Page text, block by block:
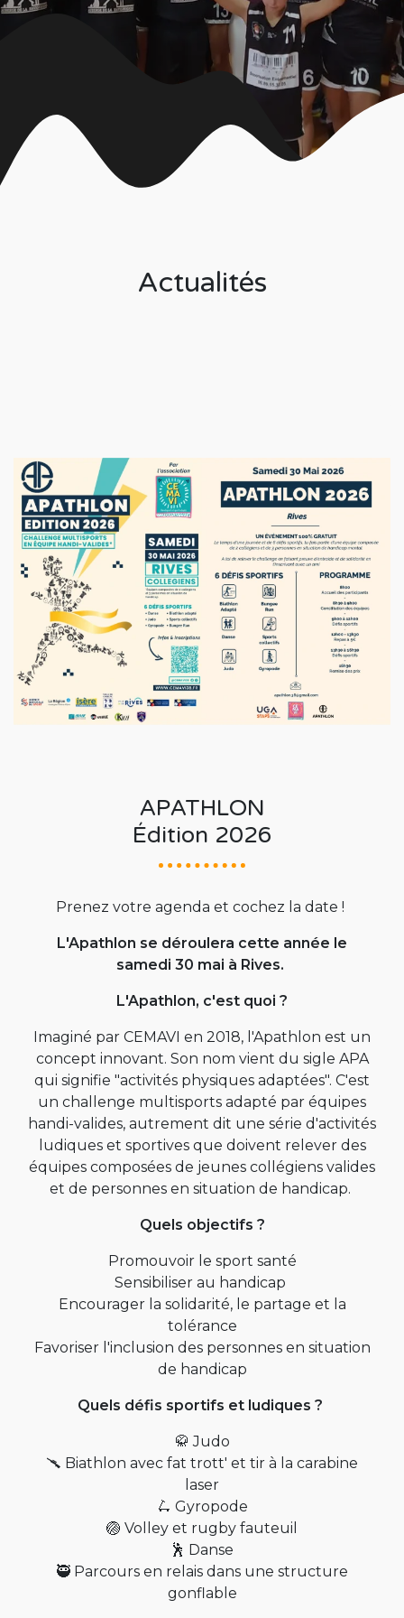
Actualités
APATHLON
Édition 2026
Prenez votre agenda et cochez la date !
L'Apathlon se déroulera cette année le
samedi 30 mai à Rives.
L'Apathlon, c'est quoi ?
Imaginé par CEMAVI en 2018, l'Apathlon est un
concept innovant. Son nom vient du sigle APA
qui signifie "activités physiques adaptées". C'est
un challenge multisports adapté par équipes
handi-valides, autrement dit une série d'activités
ludiques et sportives que doivent relever des
équipes composées de jeunes collégiens valides
et de personnes en situation de handicap.
Quels objectifs ?
Promouvoir le sport santé
Sensibiliser au handicap
Encourager la solidarité, le partage et la
tolérance
Favoriser l'inclusion des personnes en situation
de handicap
Quels défis sportifs et ludiques ?
🥋 Judo
🥆 Biathlon avec fat trott' et tir à la carabine
laser
🛴 Gyropode
🏐 Volley et rugby fauteuil
🕺 Danse
🥷 Parcours en relais dans une structure
gonflable